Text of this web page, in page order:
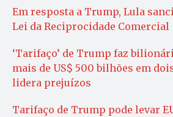
Em resposta a Trump, Lula
Lei da Reciprocidade Comercial
‘Tarifaço’ de Trump faz
mais de US$ 500 bilhões em
lidera prejuízos
Tarifaço de Trump pode levar